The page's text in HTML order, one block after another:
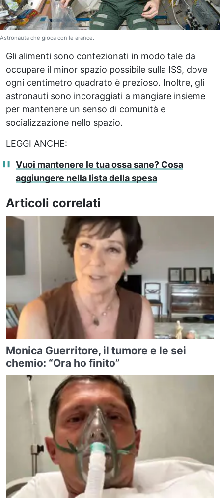
Astronauta che gioca con le arance.
Gli alimenti sono confezionati in modo tale da
occupare il minor spazio possibile sulla ISS, dove
ogni centimetro quadrato è prezioso. Inoltre, gli
astronauti sono incoraggiati a mangiare insieme
per mantenere un senso di comunità e
socializzazione nello spazio.
LEGGI ANCHE:
Vuoi mantenere le tua ossa sane? Cosa
aggiungere nella lista della spesa
Articoli correlati
Monica Guerritore, il tumore e le sei
chemio: “Ora ho finito”